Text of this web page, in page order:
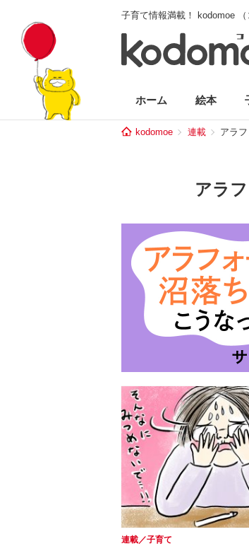
子育て情報満載！ kodomoe
ホーム 絵本
kodomoe 連載 アラ
アラ
連載／子育て